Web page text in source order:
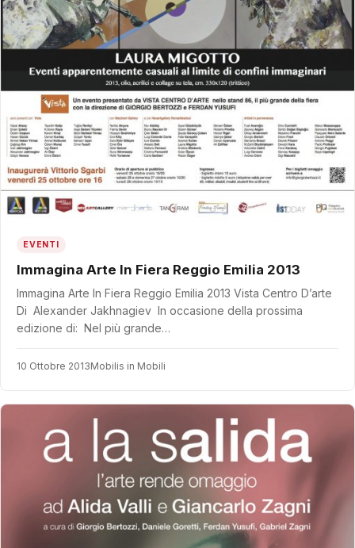
EVENTI
Immagina Arte In Fiera Reggio Emilia 2013
Immagina Arte In Fiera Reggio Emilia 2013 Vista Centro D’arte
Di Alexander Jakhnagiev In occasione della prossima
edizione di: Nel più grande…
10 Ottobre 2013Mobilis in Mobili